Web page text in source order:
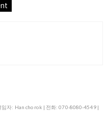
자: Han cho rok | 전화: 070-8080-4549 |